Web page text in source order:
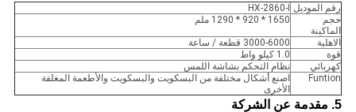
رقم الموديل HX-2860-I
حجم
الماكينة
1650 * 920 * 1290 ملم
الاهلية
3000-6000 قطعة / ساعة
قوة
1.0 كيلو واط
كهربائي
نظام التحكم بشاشة اللمس
Funtion
اصنع أشكال مختلفة من البسكويت والبسكويت والأطعمة المغلفة
الأخرى
5. مقدمة عن الشركة